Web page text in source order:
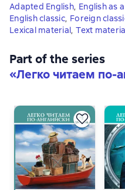
Adapted English, English as
English classic, Foreign
Lexical material, Text
Part of the series
«Легко читаем по-